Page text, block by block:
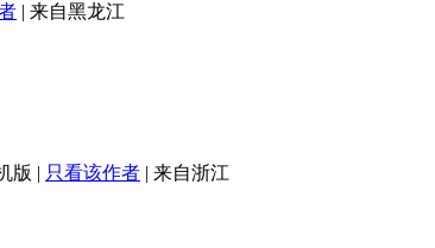
| 来自黑龙江
版 | 只看该作者 | 来自浙江